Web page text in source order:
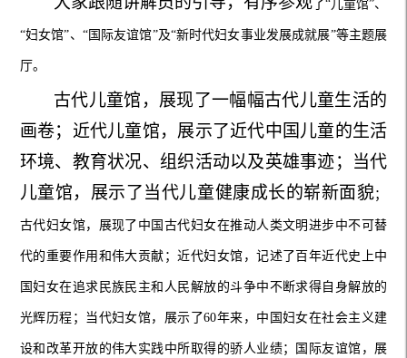
了“儿童馆”、
“妇女馆”、“国际友谊馆”及“新时代妇女事业发展成就展”等主题展
厅。
古代儿童馆， 展现了一幅幅古代儿童生活的
画卷；近代儿童馆，展示了近代中国儿童的生活
环境、教育状况、组织活动以及英雄事迹；当代
儿童馆，展示了当代儿童健康成长的崭新面貌；
古代妇女馆，展现了中国古代妇女在推动人类文明进步中不可替
代的重要作用和伟大贡献；近代妇女馆，记述了百年近代史上中
国妇女在追求民族民主和人民解放的斗争中不断求得自身解放的
光辉历程；当代妇女馆，展示了60年来，中国妇女在社会主义建
设和改革开放的伟大实践中所取得的骄人业绩；国际友谊馆，展